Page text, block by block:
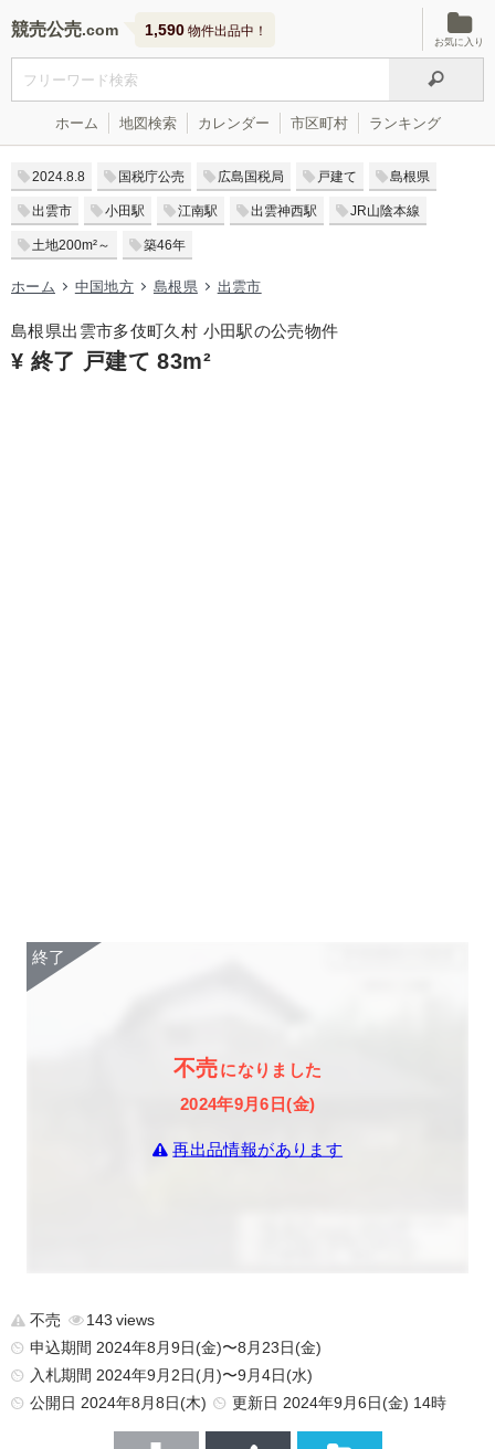
競売公売 1,590 物件出品中！
お気に入り
ホーム 地図検索 カレンダー 市区町村 ランキング
2024.8.8 国税庁公売 広島国税局 戸建て 島根県
出雲市 小田駅 江南駅 出雲神西駅 JR山陰本線
土地200m²～ 築46年
ホーム 中国地方 島根県 出雲市
島根県出雲市多伎町久村 小田駅の公売物件
¥ 終了 戸建て 83m²
不売になりました
2024年9月6日(金)
再出品情報があります
不売
143
申込期間 2024年8月9日(金)〜8月23日(金)
入札期間 2024年9月2日(月)〜9月4日(水)
公開日 2024年8月8日(木) 更新日 2024年9月6日(金) 14時